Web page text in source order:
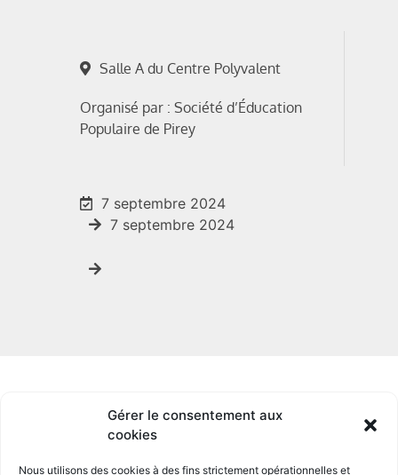
Gérer le consentement aux
cookies
Nous utilisons des cookies à des fins strictement opérationnelles et
Salle A du Centre Polyvalent
Organisé par : Société d’Éducation
Populaire de Pirey
7 septembre 2024
7 septembre 2024